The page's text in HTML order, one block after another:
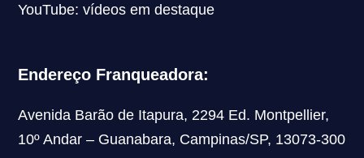
YouTube: vídeos em destaque
Endereço Franqueadora:
Avenida Barão de Itapura, 2294 Ed. Montpellier,
10º Andar – Guanabara, Campinas/SP, 13073-300